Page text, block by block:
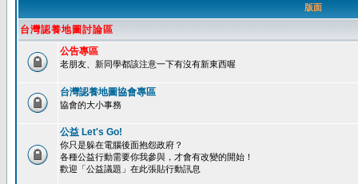
版面
台灣認養地圖討論區
公告專區
老朋友、新同學都該注意一下有沒有新東西喔
台灣認養地圖協會專區
協會的大小事務
公益 Let's Go!
你只是躲在電腦後面抱怨政府？
各種公益行動需要你我參與，才會有改變的開始！
歡迎「公益議題」在此張貼行動訊息